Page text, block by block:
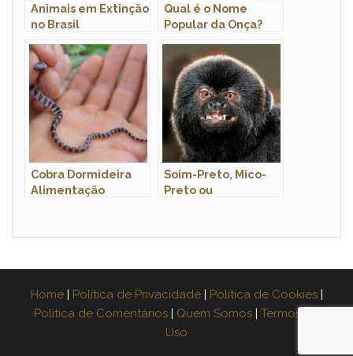
Animais em Extinção
no Brasil
Qual é o Nome
Popular da Onça?
Onça?
Cobra Dormideira
Alimentação
Soim-Preto, Mico-
Preto ou
Home | Política de Privacidade | Política de Cookies |
Política de Comentários | Quem Somos | Termos de
Uso